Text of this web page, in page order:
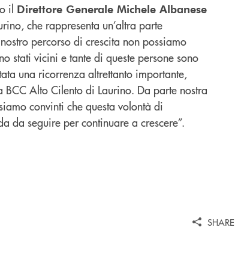
il Direttore Generale Michele Albanese
che rappresenta un’altra parte
percorso di crescita non possiamo
stati vicini e tante di queste persone sono
una ricorrenza altrettanto importante,
Alto Cilento di Laurino. Da parte nostra
convinti che questa volontà di
da seguire per continuare a crescere”.
SHARE